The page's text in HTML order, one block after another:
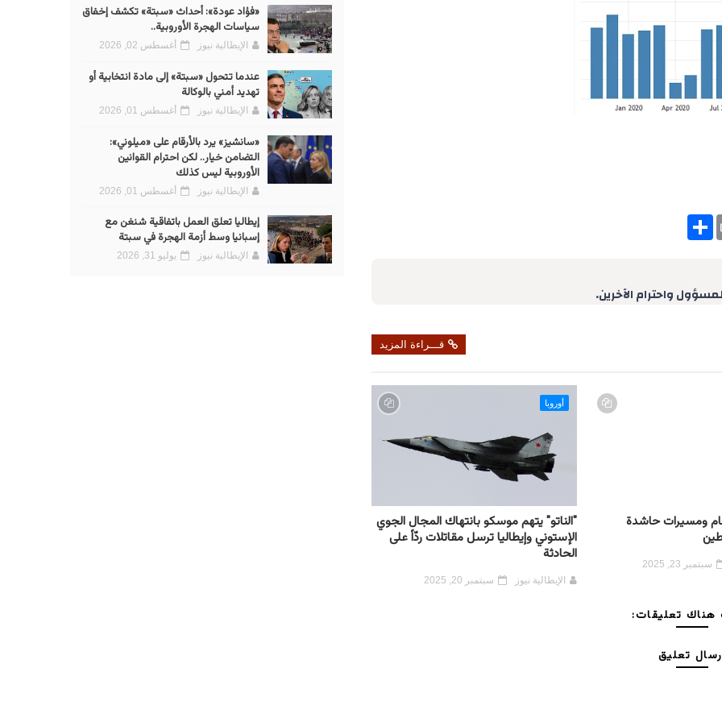
S
واحترام الآخرين.
قـــراءة المزيد
ومسيرات حاشدة
سبتمبر 23, 2025
أوروبا
"الناتو" يتهم موسكو بانتهاك المجال الجوي
الإستوني وإيطاليا ترسل مقاتلات ردّاً على
الحادثة
الإيطالية نيوز سبتمبر 20, 2025
تعليقات:
تعليق
«فؤاد عودة»: أحداث «سبتة» تكشف إخفاق
سياسات الهجرة الأوروبية..
الإيطالية نيوز أغسطس 02, 2026
عندما تتحول «سبتة» إلى مادة انتخابية أو
تهديد أمني بالوكالة
الإيطالية نيوز أغسطس 01, 2026
«سانشيز» يرد بالأرقام على «ميلوني»:
التضامن خيار.. لكن احترام القوانين
الأوروبية ليس كذلك
الإيطالية نيوز أغسطس 01, 2026
إيطاليا تعلق العمل باتفاقية شنغن مع
إسبانيا وسط أزمة الهجرة في سبتة
الإيطالية نيوز يوليو 31, 2026